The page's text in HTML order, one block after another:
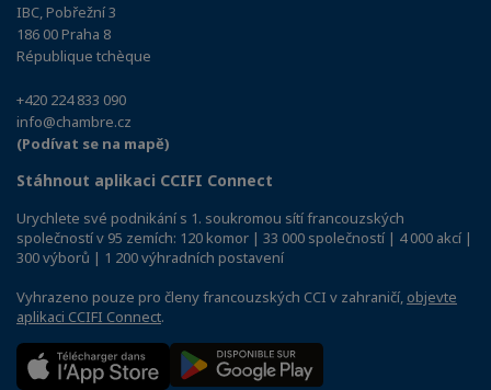
IBC, Pobřežní 3
186 00 Praha 8
République tchèque
+420 224 833 090
info@chambre.cz
(Podívat se na mapě)
Stáhnout aplikaci CCIFI Connect
Urychlete své podnikání s 1. soukromou sítí francouzských
společností v 95 zemích: 120 komor | 33 000 společností | 4 000 akcí |
300 výborů | 1 200 výhradních postavení
Vyhrazeno pouze pro členy francouzských CCI v zahraničí, objevte
aplikaci CCIFI Connect.